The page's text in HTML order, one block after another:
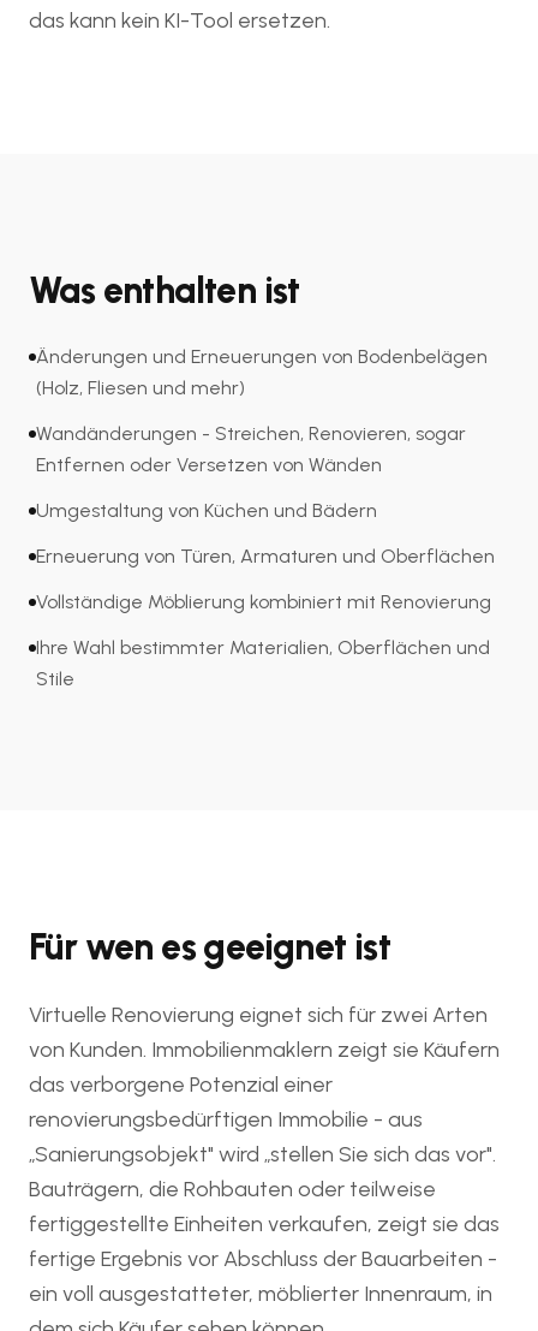
das kann kein KI-Tool ersetzen.
Was enthalten ist
Änderungen und Erneuerungen von Bodenbelägen
(Holz, Fliesen und mehr)
Wandänderungen - Streichen, Renovieren, sogar
Entfernen oder Versetzen von Wänden
Umgestaltung von Küchen und Bädern
Erneuerung von Türen, Armaturen und Oberflächen
Vollständige Möblierung kombiniert mit Renovierung
Ihre Wahl bestimmter Materialien, Oberflächen und
Stile
Für wen es geeignet ist
Virtuelle Renovierung eignet sich für zwei Arten
von Kunden. Immobilienmaklern zeigt sie Käufern
das verborgene Potenzial einer
renovierungsbedürftigen Immobilie - aus
„Sanierungsobjekt" wird „stellen Sie sich das vor".
Bauträgern, die Rohbauten oder teilweise
fertiggestellte Einheiten verkaufen, zeigt sie das
fertige Ergebnis vor Abschluss der Bauarbeiten -
ein voll ausgestatteter, möblierter Innenraum, in